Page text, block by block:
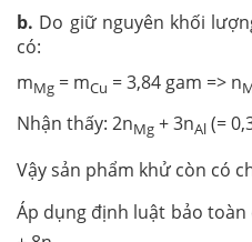
b. Do giữ nguyên khối
có:
mMg = mCu = 3,84 gam => n
Nhận thấy: 2nMg + 3nAl (=
Vậy sản phẩm khử còn có
Áp dụng định luật bảo toàn